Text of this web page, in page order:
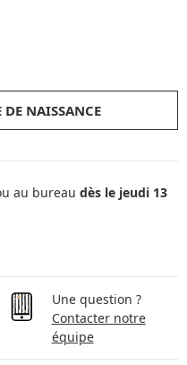
DE NAISSANCE
au bureau dès le jeudi 13
Une question ?
Contacter notre
équipe